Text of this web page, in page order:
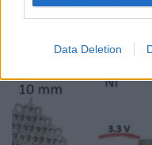
Data Deletion